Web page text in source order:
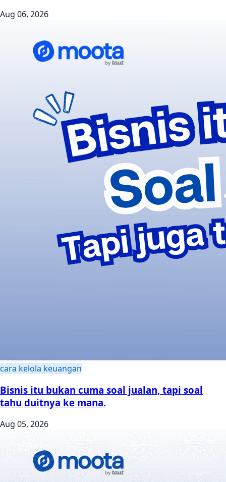
Aug 06, 2026
cara kelola keuangan
Bisnis itu bukan cuma soal jualan, tapi soal
tahu duitnya ke mana.
Aug 05, 2026